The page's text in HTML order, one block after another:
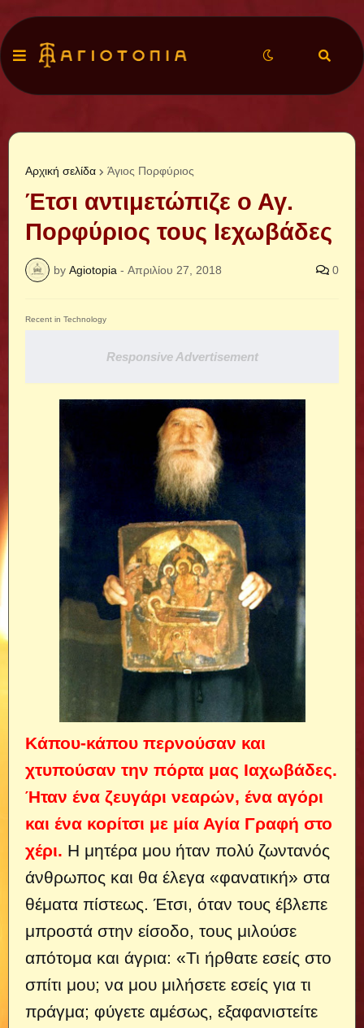
Αρχική σελίδα Άγιος Πορφύριος
Έτσι αντιμετώπιζε ο Αγ.
Πορφύριος τους Ιεχωβάδες
by Agiotopia - Απριλίου 27, 2018 0
Recent in Technology
Responsive Advertisement
Κάπου-κάπου περνούσαν και
χτυπούσαν την πόρτα μας Ιαχωβάδες.
Ήταν ένα ζευγάρι νεαρών, ένα αγόρι
και ένα κορίτσι με μία Αγία Γραφή στο
χέρι. Η μητέρα μου ήταν πολύ ζωντανός
άνθρωπος και θα έλεγα «φανατική» στα
θέματα πίστεως. Έτσι, όταν τους έβλεπε
μπροστά στην είσοδο, τους μιλούσε
απότομα και άγρια: «Τι ήρθατε εσείς στο
σπίτι μου; να μου μιλήσετε εσείς για τι
πράγμα; φύγετε αμέσως, εξαφανιστείτε